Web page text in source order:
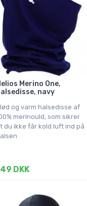
Merino One,
navy
og varm halsedisse af
merinould, som sikrer
du ikke får kold luft ind på
DKK